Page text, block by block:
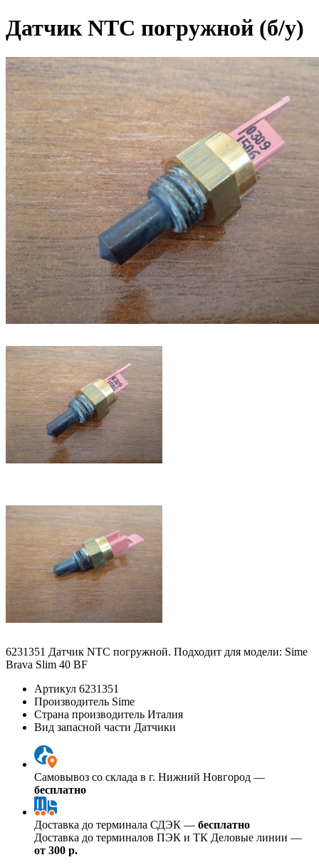
Датчик NTC погружной (б/у)
6231351 Датчик NTC погружной. Подходит для модели: Sime
Brava Slim 40 BF
Артикул 6231351
Производитель Sime
Страна производитель Италия
Вид запасной части Датчики
Самовывоз со склада в г. Нижний Новгород —
бесплатно
Доставка до терминала СДЭК — бесплатно
Доставка до терминалов ПЭК и ТК Деловые линии —
от 300 р.